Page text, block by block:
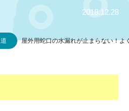
2018.12.28
屋外用蛇口の水漏れが止まらない！よ